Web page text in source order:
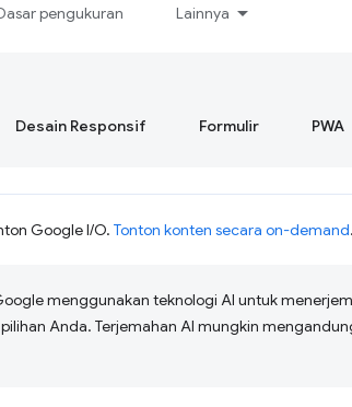
pengukuran Lainnya
Desain Responsif Formulir PWA
Google I/O. Tonton konten secara on-demand.
menggunakan teknologi AI untuk
Anda. Terjemahan AI mungkin